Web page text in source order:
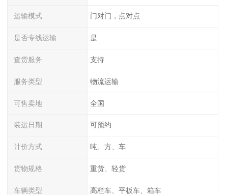
运输模式 门对门，点对点
是否专线运输 是
查货服务 支持
服务类型 物流运输
可售卖地 全国
装运日期 可预约
计价方式 吨、方、车
货物规格 重货、轻货
车辆类型 高栏车、平板车、箱车